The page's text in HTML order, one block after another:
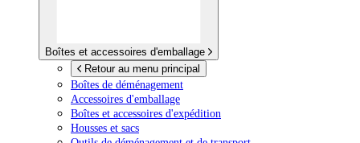
Boîtes et accessoires d'emballage
Retour au menu principal
Boîtes de déménagement
Accessoires d'emballage
Boîtes et accessoires d'expédition
Housses et sacs